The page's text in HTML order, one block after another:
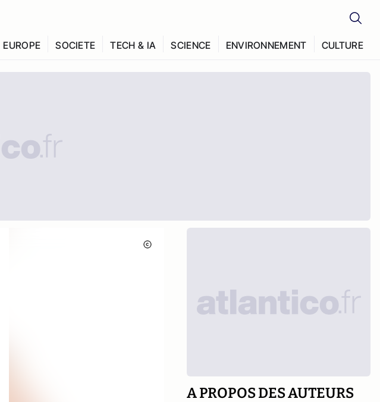
EUROPE SOCIETE TECH & IA SCIENCE ENVIRONNEMENT CULTURE
A PROPOS DES AUTEURS